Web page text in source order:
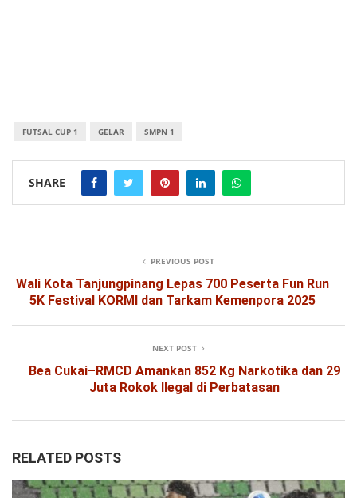
FUTSAL CUP 1 GELAR SMPN 1
SHARE
PREVIOUS POST
Wali Kota Tanjungpinang Lepas 700 Peserta Fun Run
5K Festival KORMI dan Tarkam Kemenpora 2025
NEXT POST
Bea Cukai–RMCD Amankan 852 Kg Narkotika dan 29
Juta Rokok Ilegal di Perbatasan
RELATED POSTS